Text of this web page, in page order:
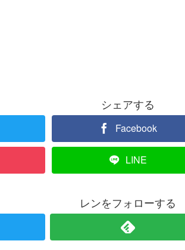
シェアする
Facebook
LINE
レンをフォローする